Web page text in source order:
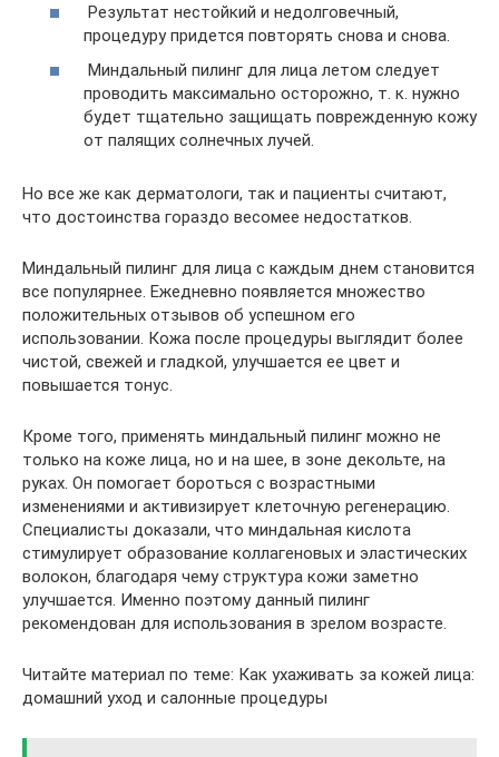
Результат нестойкий и недолговечный,
процедуру придется повторять снова и снова.
Миндальный пилинг для лица летом следует
проводить максимально осторожно, т. к. нужно
будет тщательно защищать поврежденную кожу
от палящих солнечных лучей.
Но все же как дерматологи, так и пациенты считают,
что достоинства гораздо весомее недостатков.
Миндальный пилинг для лица с каждым днем становится
все популярнее. Ежедневно появляется множество
положительных отзывов об успешном его
использовании. Кожа после процедуры выглядит более
чистой, свежей и гладкой, улучшается ее цвет и
повышается тонус.
Кроме того, применять миндальный пилинг можно не
только на коже лица, но и на шее, в зоне декольте, на
руках. Он помогает бороться с возрастными
изменениями и активизирует клеточную регенерацию.
Специалисты доказали, что миндальная кислота
стимулирует образование коллагеновых и эластических
волокон, благодаря чему структура кожи заметно
улучшается. Именно поэтому данный пилинг
рекомендован для использования в зрелом возрасте.
Читайте материал по теме: Как ухаживать за кожей лица:
домашний уход и салонные процедуры